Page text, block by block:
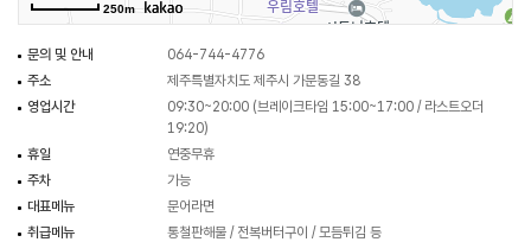
250m
문의 및 안내
064-744-4776
주소
제주특별자치도 제주시 가문동길 38
영업시간
09:30~20:00 (브레이크타임 15:00~17:00 / 라스트오더
19:20)
휴일
연중무휴
주차
가능
대표메뉴
문어라면
취급메뉴
통철판해물 / 전복버터구이 / 모듬튀김 등